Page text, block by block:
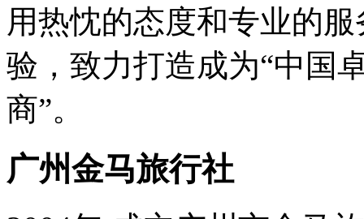
用热忱的态度和专业的
验，致力打造成为“中国
商”。
广州金马旅行社